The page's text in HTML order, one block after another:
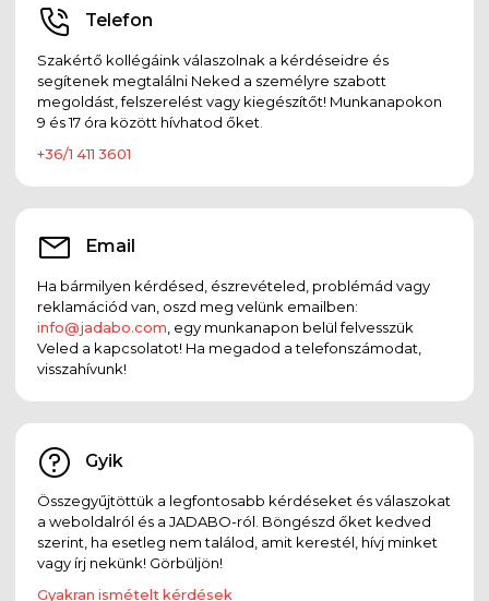
Telefon
Szakértő kollégáink válaszolnak a kérdéseidre és
segítenek megtalálni Neked a személyre szabott
megoldást, felszerelést vagy kiegészítőt! Munkanapokon
9 és 17 óra között hívhatod őket.
+36/1 411 3601
Email
Ha bármilyen kérdésed, észrevételed, problémád vagy
reklamációd van, oszd meg velünk emailben:
info@jadabo.com , egy munkanapon belül felvesszük
Veled a kapcsolatot! Ha megadod a telefonszámodat,
visszahívunk!
Gyik
Összegyűjtöttük a legfontosabb kérdéseket és válaszokat
a weboldalról és a JADABO-ról. Böngészd őket kedved
szerint, ha esetleg nem találod, amit kerestél, hívj minket
vagy írj nekünk! Görbüljön!
Gyakran ismételt kérdések